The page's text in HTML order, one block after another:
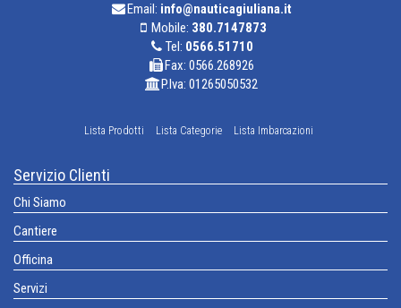
Email: info@nauticagiuliana.it
Mobile: 380.7147873
Tel: 0566.51710
Fax: 0566.268926
P.Iva: 01265050532
Lista Prodotti Lista Categorie Lista Imbarcazioni
Servizio Clienti
Chi Siamo
Cantiere
Officina
Servizi